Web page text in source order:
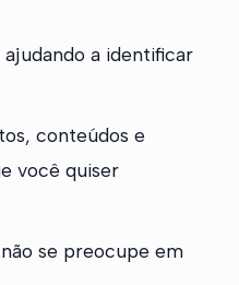
ajudando a identificar
conteúdos e
você quiser
se preocupe em